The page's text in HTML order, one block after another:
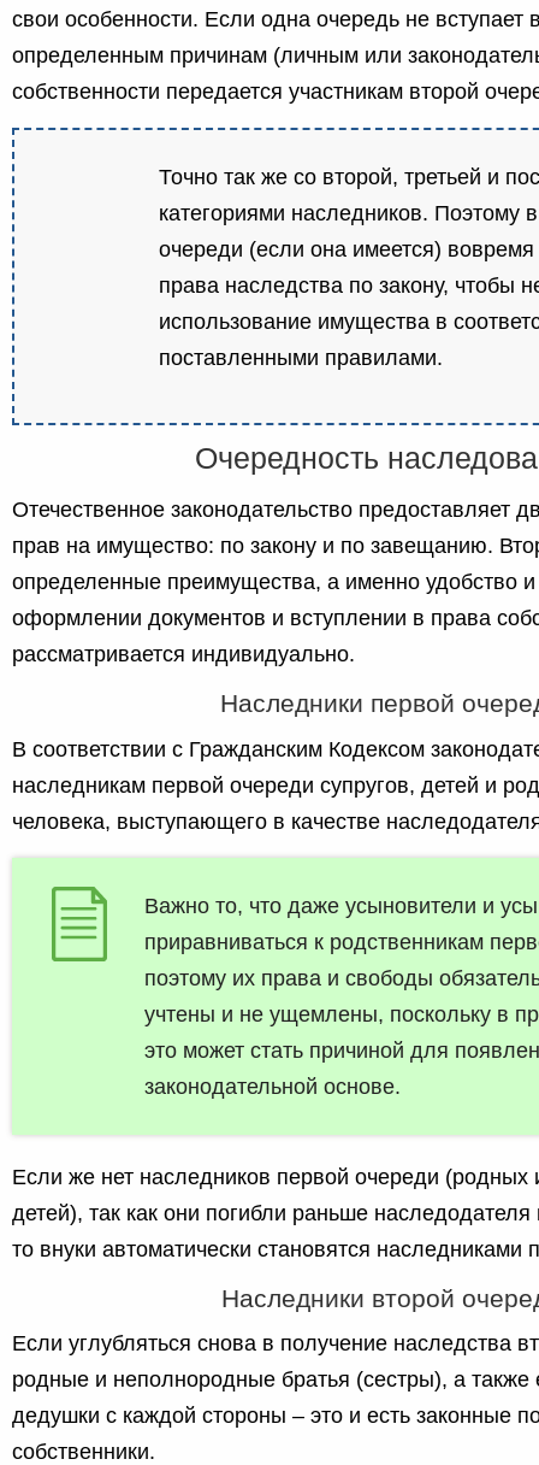
свои особенности. Если одна очередь не вступает
определенным причинам (личным или
собственности передается участникам второй
Точно так же со второй, третьей и
категориями наследников. Поэтому
очереди (если она имеется) вовремя
права наследства по закону, чтобы
использование имущества в
поставленными правилами.
Очередность
Отечественное законодательство предоставляет
прав на имущество: по закону и по завещанию.
определенные преимущества, а именно удобство и
оформлении документов и вступлении в права
рассматривается индивидуально.
Наследники первой
В соответствии с Гражданским Кодексом
наследникам первой очереди супругов, детей и
человека, выступающего в качестве
Важно то, что даже усыновители и
приравниваться к родственникам
поэтому их права и свободы
учтены и не ущемлены, поскольку в
это может стать причиной для
законодательной основе.
Если же нет наследников первой очереди
детей), так как они погибли раньше
то внуки автоматически становятся наследниками
Наследники второй
Если углубляться снова в получение наследства
родные и неполнородные братья (сестры), а также
дедушки с каждой стороны – это и есть законные
собственники.